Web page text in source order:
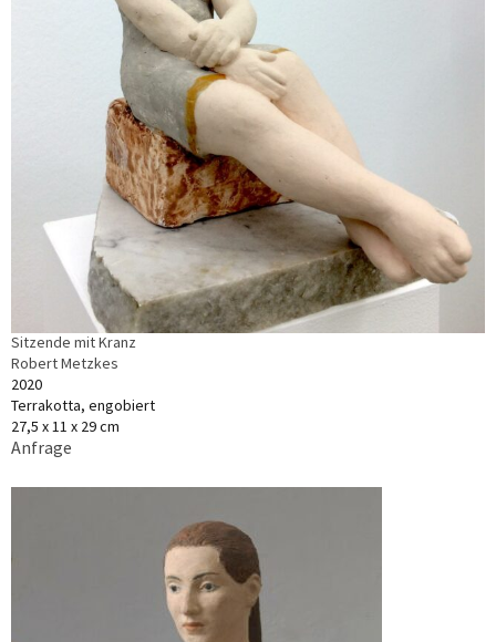
Sitzende mit Kranz
Robert Metzkes
2020
Terrakotta, engobiert
27,5 x 11 x 29 cm
Anfrage